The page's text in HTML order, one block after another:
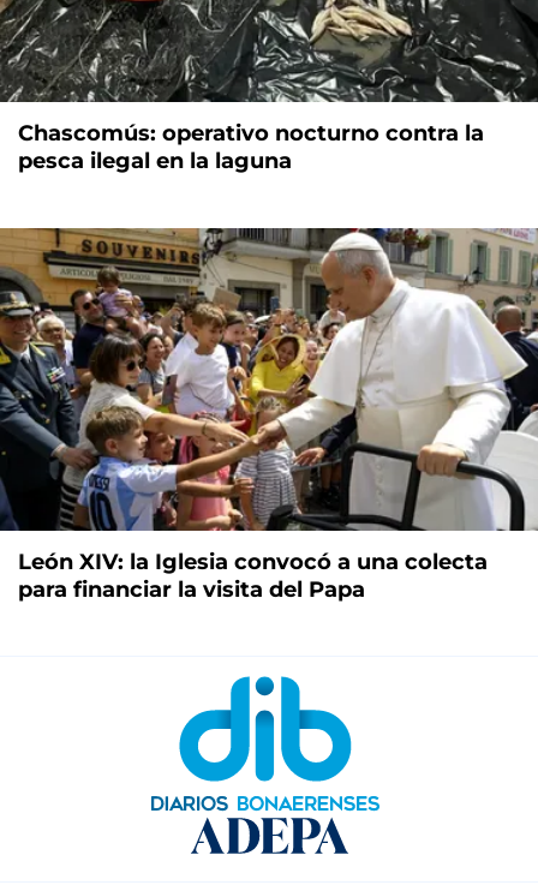
Chascomús: operativo nocturno contra la
pesca ilegal en la laguna
León XIV: la Iglesia convocó a una colecta
para financiar la visita del Papa